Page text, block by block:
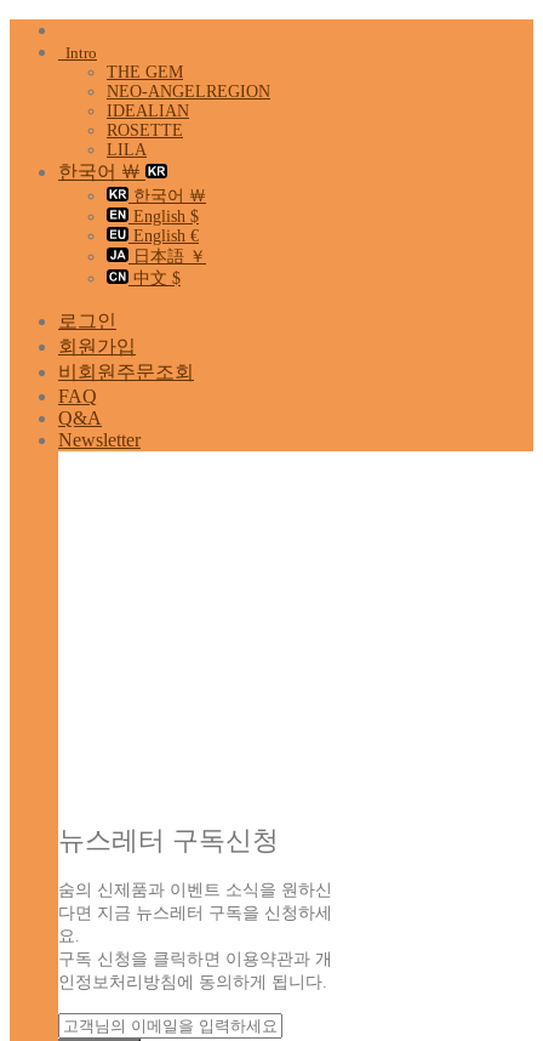
Skip
Intro
THE GEM
NEO-ANGELREGION
IDEALIAN
ROSETTE
LILA
한국어 ￦
한국어 ￦
English $
English €
日本語 ￥
中文 $
로그인
회원가입
비회원주문조회
FAQ
Q&A
Newsletter
뉴스레터 구독신청
숨의 신제품과 이벤트 소식을 원하신
다면 지금 뉴스레터 구독을 신청하세
요.
구독 신청을 클릭하면 이용약관과 개
인정보처리방침에 동의하게 됩니다.